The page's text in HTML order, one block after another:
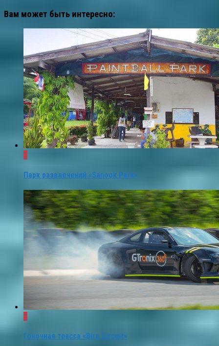
Вам может быть интересно:
1
Парк развлечений «Sanook Park»
1
Гоночная трасса «Bira Circuit»